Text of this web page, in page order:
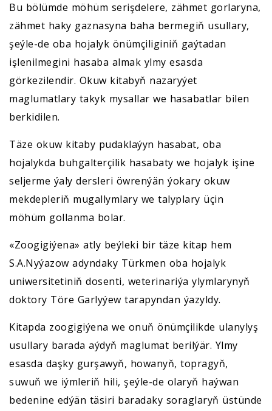
Bu bölümde möhüm serişdelere, zähmet gorlaryna,
zähmet haky gaznasyna baha bermegiň usullary,
şeýle-de oba hojalyk önümçiliginiň gaýtadan
işlenilmegini hasaba almak ylmy esasda
görkezilendir. Okuw kitabyň nazaryýet
maglumatlary takyk mysallar we hasabatlar bilen
berkidilen.
Täze okuw kitaby pudaklaýyn hasabat, oba
hojalykda buhgalterçilik hasabaty we hojalyk işine
seljerme ýaly dersleri öwrenýän ýokary okuw
mekdepleriň mugallymlary we talyplary üçin
möhüm gollanma bolar.
«Zoogigiýena» atly beýleki bir täze kitap hem
S.A.Nyýazow adyndaky Türkmen oba hojalyk
uniwersitetiniň dosenti, weterinariýa ylymlarynyň
doktory Töre Garlyýew tarapyndan ýazyldy.
Kitapda zoogigiýena we onuň önümçilikde ulanylyş
usullary barada aýdyň maglumat berilýär. Ylmy
esasda daşky gurşawyň, howanyň, topragyň,
suwuň we iýmleriň hili, şeýle-de olaryň haýwan
bedenine edýän täsiri baradaky soraglaryň üstünde